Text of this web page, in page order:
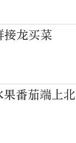
龙买菜
番茄端上北